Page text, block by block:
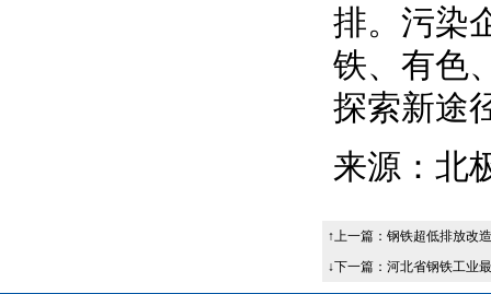
排。污染
铁、有色
探索新途
来源：北
↑上一篇： 钢铁超低排放改
↓下一篇： 河北省钢铁工业